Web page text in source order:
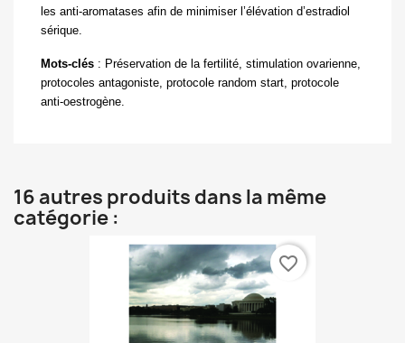
les anti-aromatases afin de minimiser l’élévation d’estradiol
sérique.
Mots-clés : Préservation de la fertilité, stimulation ovarienne,
protocoles antagoniste, protocole random start, protocole
anti-oestrogène.
16 autres produits dans la même
catégorie :
favorite_border